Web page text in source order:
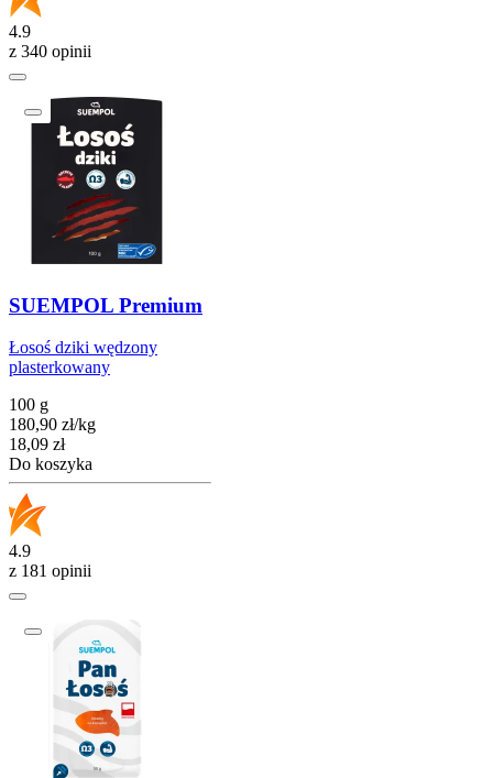
4.9
z 340 opinii
SUEMPOL Premium
Łosoś dziki wędzony
plasterkowany
100 g
180,90 zł/kg
Cena
18,09 zł
Do koszyka
4.9
z 181 opinii